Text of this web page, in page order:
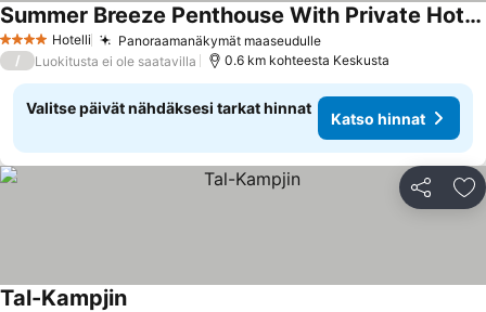
4 Tähtiluokitus
Hotelli Panoraamanäkymät maaseudulle
Summer Breeze Penthouse With Private Hot Tub & Terrace With Panoramic Views, By Getawaysmalta
/ Luokitusta ei ole saatavilla 0.6 km kohteesta Keskusta
Valitse päivät nähdäksesi tarkat hinnat
Katso hinnat
Jaa
Tal-Kampjin